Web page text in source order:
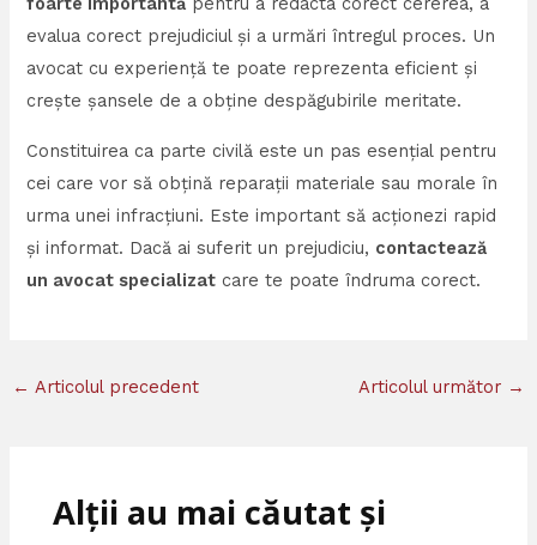
evalua corect prejudiciul și a urmări întregul proces. Un
avocat cu experiență te poate reprezenta eficient și
crește șansele de a obține despăgubirile meritate.
Constituirea ca parte civilă este un pas esențial pentru
cei care vor să obțină reparații materiale sau morale în
urma unei infracțiuni. Este important să acționezi rapid
și informat. Dacă ai suferit un prejudiciu, contactează
un avocat specializat care te poate îndruma corect.
← Articolul precedent Articolul următor →
Alții au mai căutat și